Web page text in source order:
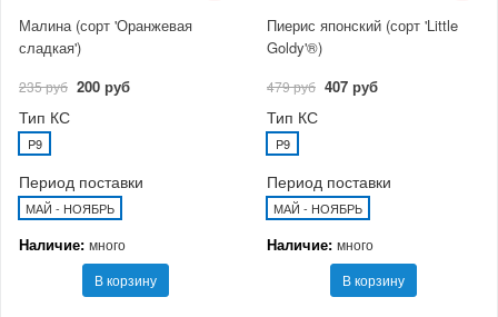
Малина (сорт 'Оранжевая
сладкая')
235 руб 200 руб
Тип КС
P9
Период поставки
МАЙ - НОЯБРЬ
Наличие: много
В корзину
Пиерис японский (сорт 'Little
Goldy'®)
479 руб 407 руб
Тип КС
P9
Период поставки
МАЙ - НОЯБРЬ
Наличие: много
В корзину